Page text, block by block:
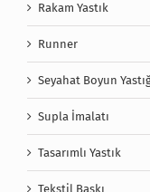
Rakam Yastık
Runner
Seyahat Boyun
Supla İmalatı
Tasarımlı Yastık
Tekstil Baskı